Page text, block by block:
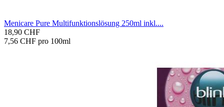
Me­ni­ca­re Pure Mul­ti­funk­ti­ons­lö­sung 250ml inkl....
18,90 CHF
7,56 CHF pro 100ml